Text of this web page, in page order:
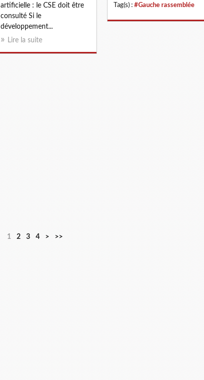
Tag(s) : #Gauche rassemblée
artificielle : le CSE doit être
consulté Si le
développement...
Lire la suite
1 2 3 4 > >>